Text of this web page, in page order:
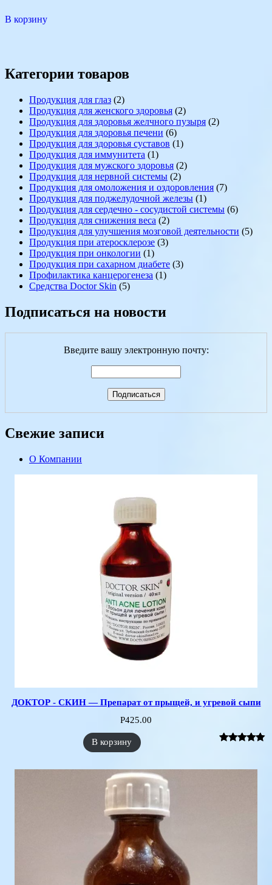
В корзину
Категории товаров
Продукция для глаз (2)
Продукция для женского здоровья (2)
Продукция для здоровья желчного пузыря (2)
Продукция для здоровья печени (6)
Продукция для здоровья суставов (1)
Продукция для иммунитета (1)
Продукция для мужского здоровья (2)
Продукция для нервной системы (2)
Продукция для омоложения и оздоровления (7)
Продукция для поджелудочной железы (1)
Продукция для сердечно - сосудистой системы (6)
Продукция для снижения веса (2)
Продукция для улучшения мозговой деятельности (5)
Продукция при атеросклерозе (3)
Продукция при онкологии (1)
Продукция при сахарном диабете (3)
Профилактика канцерогенеза (1)
Средства Doctor Skin (5)
Подписаться на новости
Введите вашу электронную почту:
Свежие записи
О Компании
ДОКТОР - СКИН — Препарат от прыщей, и угревой сыпи
Р425.00
В корзину